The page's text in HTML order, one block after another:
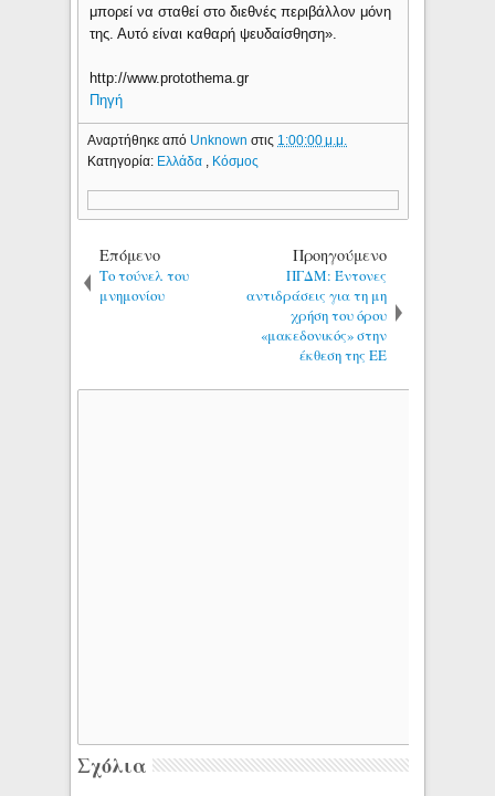
μπορεί να σταθεί στο διεθνές περιβάλλον μόνη
της. Αυτό είναι καθαρή ψευδαίσθηση».
http://www.protothema.gr
Πηγή
Αναρτήθηκε από Unknownστις 1:00:00 μ.μ.
Κατηγορία: Ελλάδα Κόσμος
Επόμενο
Το τούνελ του
μνημονίου
Προηγούμενο
ΠΓΔΜ: Έντονες
αντιδράσεις για τη μη
χρήση του όρου
«μακεδονικός» στην
έκθεση της ΕΕ
Σχόλια